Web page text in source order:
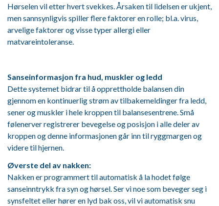
Hørselen vil etter hvert svekkes. Årsaken til lidelsen er ukjent,
men sannsynligvis spiller flere faktorer en rolle; bl.a. virus,
arvelige faktorer og visse typer allergi eller
matvareintoleranse.
Sanseinformasjon fra hud, muskler og ledd
Dette systemet bidrar til å opprettholde balansen din
gjennom en kontinuerlig strøm av tilbakemeldinger fra ledd,
sener og muskler i hele kroppen til balansesentrene. Små
følenerver registrerer bevegelse og posisjon i alle deler av
kroppen og denne informasjonen går inn til ryggmargen og
videre til hjernen.
Øverste del av nakken:
Nakken er programmert til automatisk å la hodet følge
sanseinntrykk fra syn og hørsel. Ser vi noe som beveger seg i
synsfeltet eller hører en lyd bak oss, vil vi automatisk snu